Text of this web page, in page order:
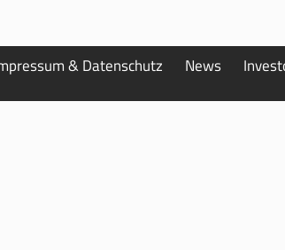
& Datenschutz News